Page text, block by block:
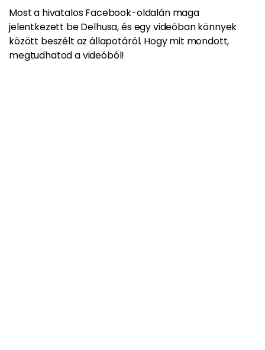
Most a hivatalos Facebook-oldalán maga
jelentkezett be Delhusa, és egy videóban könnyek
között beszélt az állapotáról. Hogy mit mondott,
megtudhatod a videóból!